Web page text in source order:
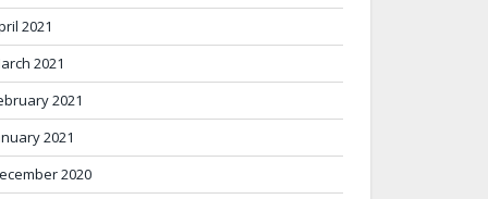
2021
2021
2021
2021
2020